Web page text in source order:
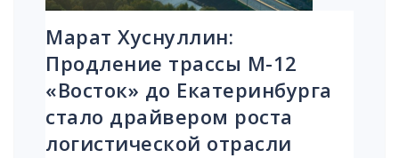
Марат Хуснуллин:
Продление трассы М-12
«Восток» до Екатеринбурга
стало драйвером роста
логистической отрасли